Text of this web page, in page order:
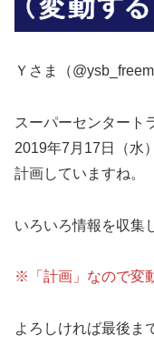
Ｙさま（
スーパーセンタート
2019年7月17日（水
計画していますね。
いろいろ情報を収集
※「計画」なので変
よろしければ最後ま